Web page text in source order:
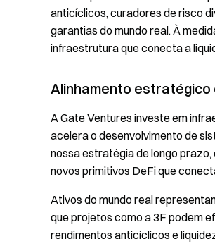
anticíclicos, curadores de risco
garantias do mundo real. À
infraestrutura que conecta a
Alinhamento estratégico
A Gate Ventures investe em
acelera o desenvolvimento de
nossa estratégia de longo
novos primitivos DeFi que
Ativos do mundo real
que projetos como a 3F podem
rendimentos anticíclicos e